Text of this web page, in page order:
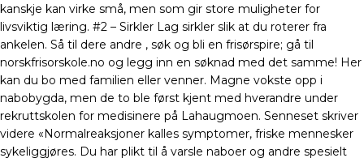
kanskje kan virke små, men som gir store muligheter for
livsviktig læring. #2 – Sirkler Lag sirkler slik at du roterer fra
ankelen. Så til dere andre , søk og bli en frisørspire; gå til
norskfrisorskole.no og legg inn en søknad med det samme! Her
kan du bo med familien eller venner. Magne vokste opp i
nabobygda, men de to ble først kjent med hverandre under
rekruttskolen for medisinere på Lahaugmoen. Senneset skriver
videre «Normalreaksjoner kalles symptomer, friske mennesker
sykeliggjøres. Du har plikt til å varsle naboer og andre spesielt